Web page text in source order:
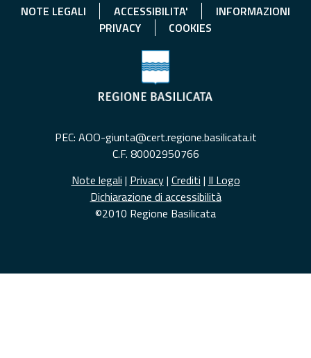
NOTE LEGALI ACCESSIBILITA'
INFORMAZIONI
PRIVACY
COOKIES
PEC: AOO-giunta@cert.regione.basilicata.it
C.F. 80002950766
Note legali | Privacy| Crediti | Il Logo
Dichiarazione di accessibilità
©2010 Regione Basilicata